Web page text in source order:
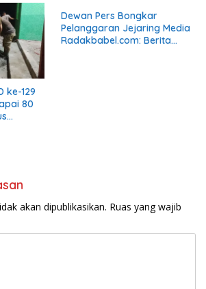
ke-129
80
Dewan Pers Bongkar
Pelanggaran Jejaring Media
Radakbabel.com: Berita
akan dipublikasikan. Ruas yang wajib